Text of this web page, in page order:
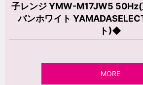
子レンジ YMW-M17JW5 50Hz(
バンホワイト
ト)◆
MORE